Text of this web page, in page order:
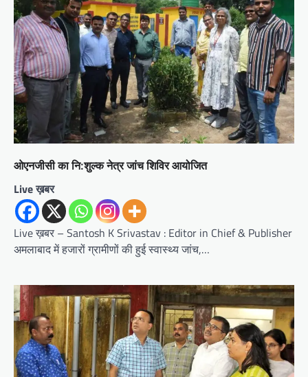
ओएनजीसी का नि:शुल्क नेत्र जांच शिविर आयोजित
Live ख़बर
Live ख़बर – Santosh K Srivastav : Editor in Chief & Publisher
अमलाबाद में हजारों ग्रामीणों की हुई स्वास्थ्य जांच,…